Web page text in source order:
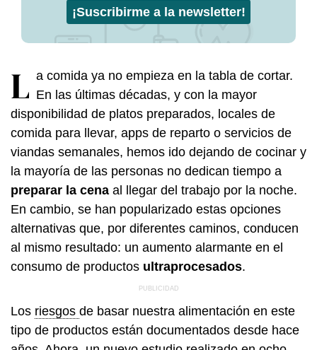
¡Suscribirme a la newsletter!
L a comida ya no empieza en la tabla de cortar.
En las últimas décadas, y con la mayor
disponibilidad de platos preparados, locales de
comida para llevar, apps de reparto o servicios de
viandas semanales, hemos ido dejando de cocinar y
la mayoría de las personas no dedican tiempo a
preparar la cena al llegar del trabajo por la noche.
En cambio, se han popularizado estas opciones
alternativas que, por diferentes caminos, conducen
al mismo resultado: un aumento alarmante en el
consumo de productos ultraprocesados.
Los riesgos de basar nuestra alimentación en este
tipo de productos están documentados desde hace